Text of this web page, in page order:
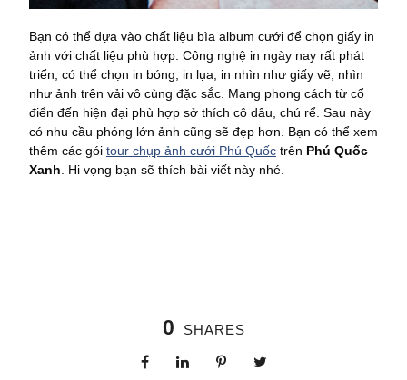
Bạn có thể dựa vào chất liệu bìa album cưới để chọn giấy in
ảnh với chất liệu phù hợp. Công nghệ in ngày nay rất phát
triển, có thể chọn in bóng, in lụa, in nhìn như giấy vẽ, nhìn
như ảnh trên vải vô cùng đặc sắc. Mang phong cách từ cổ
điển đến hiện đại phù hợp sở thích cô dâu, chú rể. Sau này
có nhu cầu phóng lớn ảnh cũng sẽ đẹp hơn. Bạn có thể xem
thêm các gói tour chụp ảnh cưới Phú Quốc trên Phú Quốc
Xanh . Hi vọng bạn sẽ thích bài viết này nhé.
0 SHARES